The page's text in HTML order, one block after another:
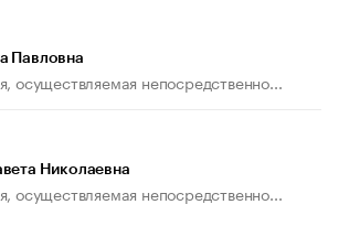
Павловна
осуществляемая непосредственно...
Николаевна
осуществляемая непосредственно...